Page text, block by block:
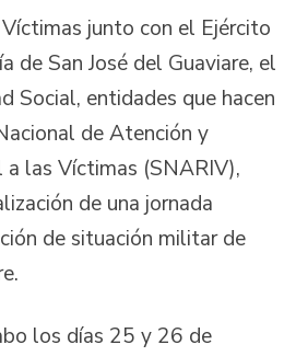
junto con el Ejército
de San José del Guaviare, el
Social, entidades que hacen
de Atención y
a las Víctimas (SNARIV),
de una jornada
de situación militar de
los días 25 y 26 de